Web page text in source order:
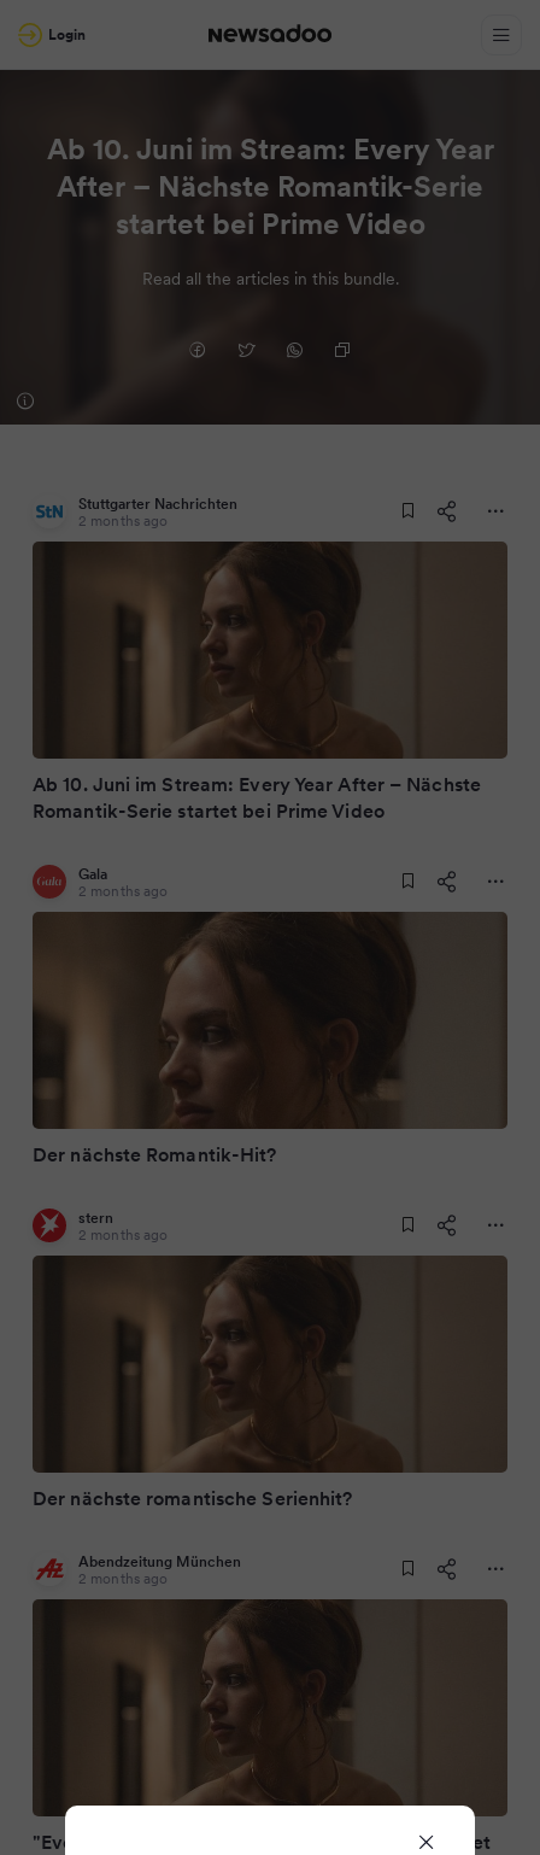
Login
Ab 10. Juni im Stream: Every Year
After – Nächste Romantik-Serie
startet bei Prime Video
Read all the articles in this bundle.
Stuttgarter Nachrichten
2 months ago
Ab 10. Juni im Stream: Every Year After – Nächste
Romantik-Serie startet bei Prime Video
Gala
2 months ago
Der nächste Romantik-Hit?
stern
2 months ago
Der nächste romantische Serienhit?
Abendzeitung München
2 months ago
"Every Year After": Nächste Romantik-Serie startet